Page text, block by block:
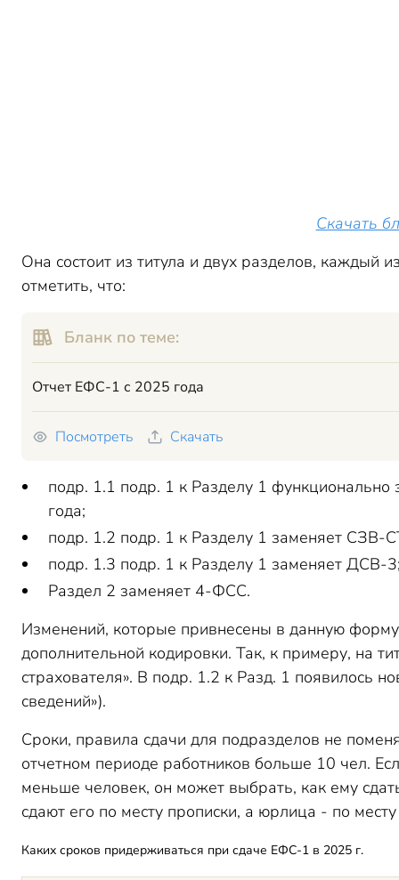
Скачать
Она состоит из титула и двух разделов, каждый
отметить, что:
Бланк по теме:
Отчет ЕФС-1 с 2025 года
Посмотреть Скачать
подр. 1.1 подр. 1 к Разделу 1
года;
подр. 1.2 подр. 1 к Разделу 1 заменяет СЗВ-
подр. 1.3 подр. 1 к Разделу 1 заменяет ДСВ-
Раздел 2 заменяет 4-ФСС.
Изменений, которые привнесены в данную
дополнительной кодировки. Так, к примеру, на
страхователя». В подр. 1.2 к Разд. 1 появилось
сведений»).
Сроки, правила сдачи для подразделов не
отчетном периоде работников больше 10 чел.
меньше человек, он может выбрать, как ему
сдают его по месту прописки, а юрлица - по
Каких сроков придерживаться при сдаче ЕФС-1 в 2025 г.